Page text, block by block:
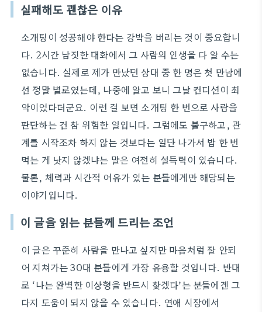
실패해도 괜찮은 이유
소개팅이 성공해야 한다는 강박을 버리는 것이 중요합니
다. 2시간 남짓한 대화에서 그 사람의 인생을 다 알 수는
없습니다. 실제로 제가 만났던 상대 중 한 명은 첫 만남에
선 정말 별로였는데, 나중에 알고 보니 그날 컨디션이 최
악이었다더군요. 이런 걸 보면 소개팅 한 번으로 사람을
판단하는 건 참 위험한 일입니다. 그럼에도 불구하고, 관
계를 시작조차 하지 않는 것보다는 일단 나가서 밥 한 번
먹는 게 낫지 않겠냐는 말은 여전히 설득력이 있습니다.
물론, 체력과 시간적 여유가 있는 분들에게만 해당되는
이야기입니다.
이 글을 읽는 분들께 드리는 조언
이 글은 꾸준히 사람을 만나고 싶지만 마음처럼 잘 안되
어 지쳐가는 30대 분들에게 가장 유용할 것입니다. 반대
로 ‘나는 완벽한 이상형을 반드시 찾겠다’는 분들에겐 그
다지 도움이 되지 않을 수 있습니다. 연애 시장에서